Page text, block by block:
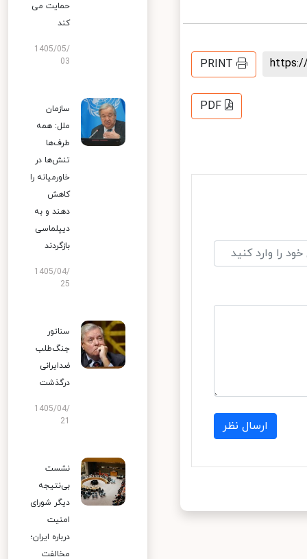
PRINT
PDF
ارسال نظر
حمایت می
کند
1405/05/
03
سازمان
ملل: همه
طرف‌ها
تنش‌ها در
خاورمیانه را
کاهش
دهند و به
دیپلماسی
بازگردند
1405/04/
25
سناتور
جنگ‌طلب
ضدایرانی
درگذشت
1405/04/
نشست
بی‌نتیجه
دیگر شورای
امنیت
درباره ایران؛
مخالفت